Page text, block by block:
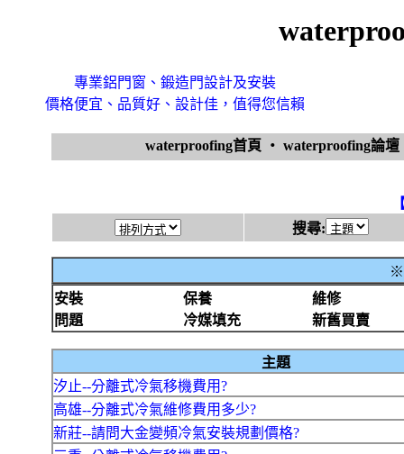
專業鋁門窗、鍛造門設計及安裝
價格便宜、品質好、設計佳，值得您信賴
waterproofing首頁 ‧ waterproofing論壇
搜尋:
※
安裝
保養
維修
問題
冷媒填充 新舊買賣
主題
汐止--分離式冷氣移機費用?
高雄--分離式冷氣維修費用多少?
新莊--請問大金變頻冷氣安裝規劃價格?